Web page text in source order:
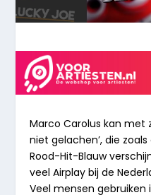
Marco Carolus kan met
niet gelachen’, die
Rood-Hit-Blauw
veel Airplay bij de
Veel mensen gebruiken